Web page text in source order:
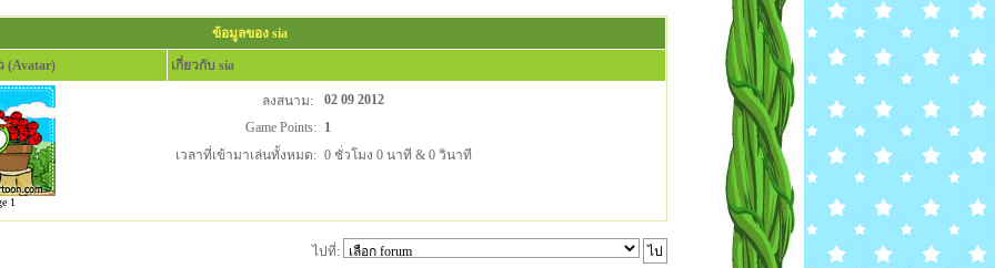
ข้อมูลของ sia
(Avatar) เกี่ยวกับ sia
1
ลงสนาม:
02 09 2012
Game Points:
1
เวลาที่เข้ามาเล่นทั้งหมด: 0 ชั่วโมง 0 นาที & 0 วินาที
ไปที่: